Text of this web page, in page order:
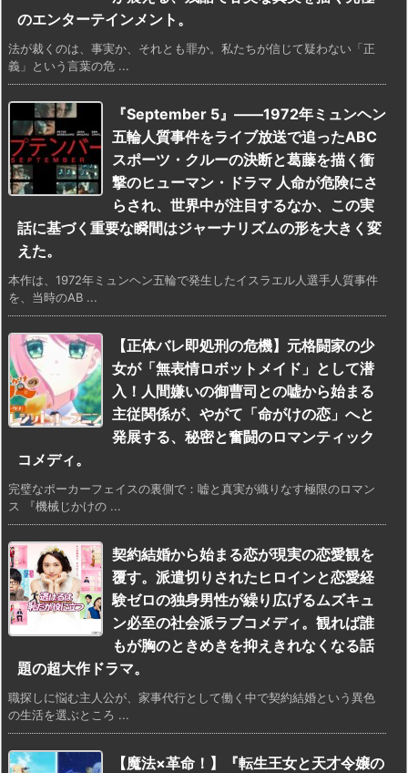
のエンターテインメント。
法が裁くのは、事実か、それとも罪か。私たちが信じて疑わない「正
義」という言葉の危 ...
『September 5』――1972年ミュンヘン
五輪人質事件をライブ放送で追ったABC
スポーツ・クルーの決断と葛藤を描く衝
撃のヒューマン・ドラマ 人命が危険にさ
らされ、世界中が注目するなか、この実
話に基づく重要な瞬間はジャーナリズムの形を大きく変
えた。
本作は、1972年ミュンヘン五輪で発生したイスラエル人選手人質事件
を、当時のAB ...
【正体バレ即処刑の危機】元格闘家の少
女が「無表情ロボットメイド」として潜
入！人間嫌いの御曹司との嘘から始まる
主従関係が、やがて「命がけの恋」へと
発展する、秘密と奮闘のロマンティック
コメディ。
完璧なポーカーフェイスの裏側で：嘘と真実が織りなす極限のロマン
ス 『機械じかけの ...
契約結婚から始まる恋が現実の恋愛観を
覆す。派遣切りされたヒロインと恋愛経
験ゼロの独身男性が繰り広げるムズキュ
ン必至の社会派ラブコメディ。観れば誰
もが胸のときめきを抑えきれなくなる話
題の超大作ドラマ。
職探しに悩む主人公が、家事代行として働く中で契約結婚という異色
の生活を選ぶところ ...
【魔法×革命！】『転生王女と天才令嬢の